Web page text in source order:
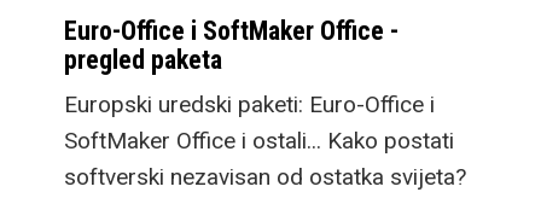
Euro-Office i SoftMaker Office -
pregled paketa
Europski uredski paketi: Euro-Office i
SoftMaker Office i ostali... Kako postati
softverski nezavisan od ostatka svijeta?